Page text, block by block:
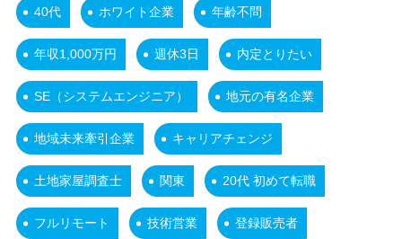
40代 ホワイト企業 年齢不問
年収1,000万円 週休3日 内定とりたい
SE（システムエンジニア） 地元の有名企業
地域未来牽引企業 キャリアチェンジ
土地家屋調査士 関東 20代 初めて転職
フルリモート 技術営業 登録販売者